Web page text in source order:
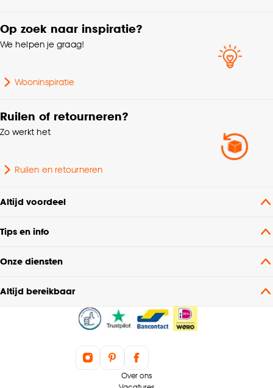
Op zoek naar inspiratie?
We helpen je graag!
Wooninspiratie
Ruilen of retourneren?
Zo werkt het
Ruilen en retourneren
Altijd voordeel
Tips en info
Onze diensten
Altijd bereikbaar
Over ons